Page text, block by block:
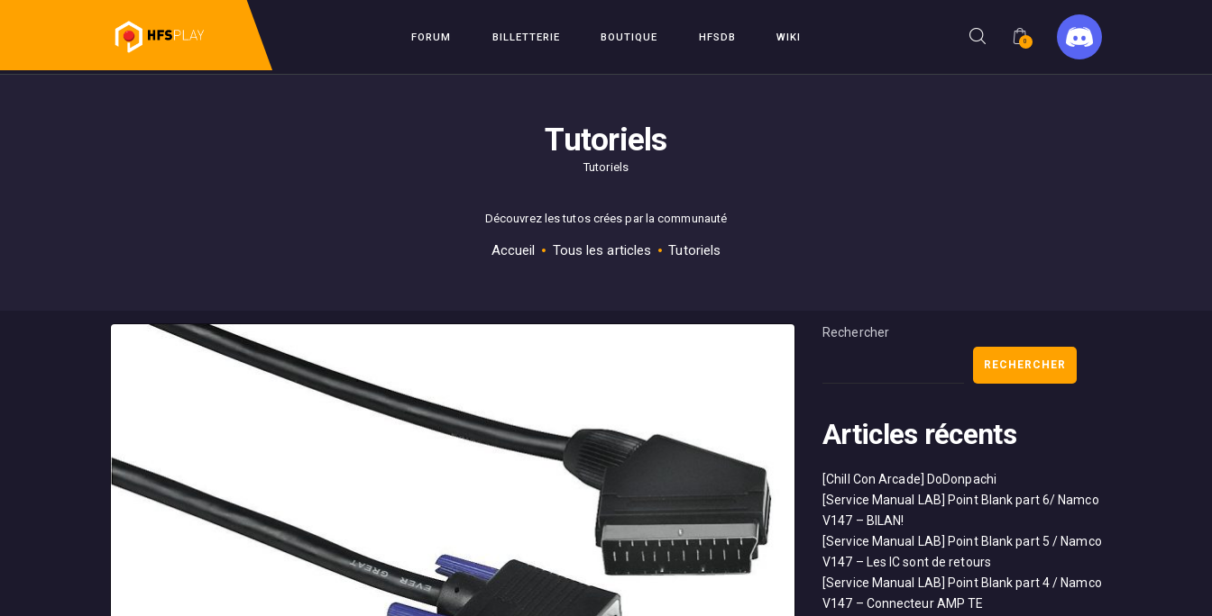
FORUM BILLETTERIE BOUTIQUE HFSDB WIKI 0
Tutoriels
Tutoriels
Découvrez les tutos crées par la communauté
Accueil Tous les articles Tutoriels
HFSPLAY
Rechercher
RECHERCHER
Articles récents
[Chill Con Arcade] DoDonpachi
[Service Manual LAB] Point Blank part 6/ Namco
V147 – BILAN!
[Service Manual LAB] Point Blank part 5 / Namco
V147 – Les IC sont de retours
[Service Manual LAB] Point Blank part 4 / Namco
V147 – Connecteur AMP TE